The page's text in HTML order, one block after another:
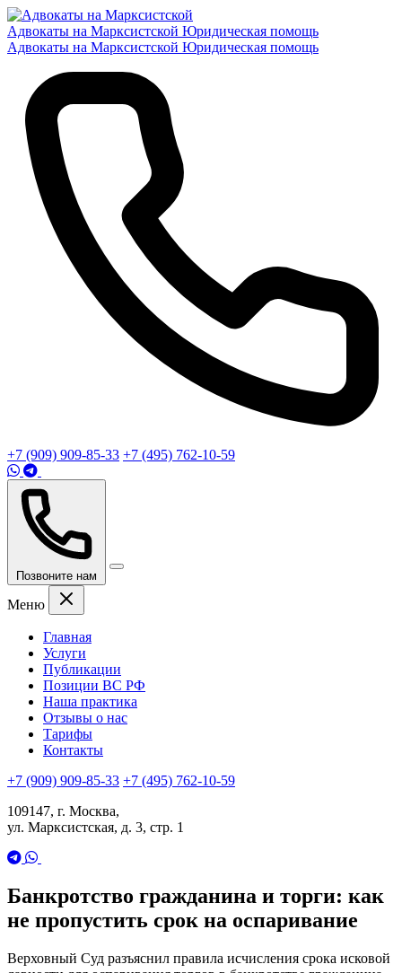
Адвокаты на Марксистской Юридическая помощь
Адвокаты на Марксистской Юридическая помощь
+7 (909) 909-85-33 +7 (495) 762-10-59
Позвоните нам
Меню
Главная
Услуги
Публикации
Позиции ВС РФ
Наша практика
Отзывы о нас
Тарифы
Контакты
+7 (909) 909-85-33 +7 (495) 762-10-59
109147, г. Москва,
ул. Марксистская, д. 3, стр. 1
Банкротство гражданина и торги: как
не пропустить срок на оспаривание
Верховный Суд разъяснил правила исчисления срока исковой